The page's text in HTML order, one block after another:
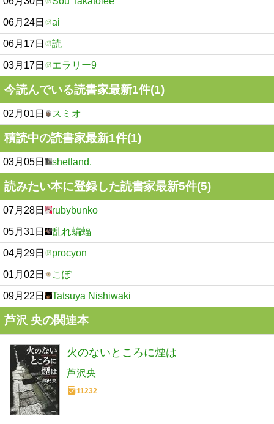
06月24日 ai
06月17日 読
03月17日 エラリー9
今読んでいる読書家最新1件(1)
02月01日 スミオ
積読中の読書家最新1件(1)
03月05日 shetland.
読みたい本に登録した読書家最新5件(5)
07月28日 rubybunko
05月31日 乱れ蝙蝠
04月29日 procyon
01月02日 こぽ
09月22日 Tatsuya Nishiwaki
芦沢 央の関連本
火のないところに煙は
芦沢央
11232